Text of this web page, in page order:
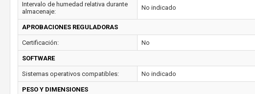
Intervalo de humedad relativa durante
almacenaje:
No indicado
APROBACIONES REGULADORAS
Certificación: No
SOFTWARE
Sistemas operativos compatibles: No indicado
PESO Y DIMENSIONES